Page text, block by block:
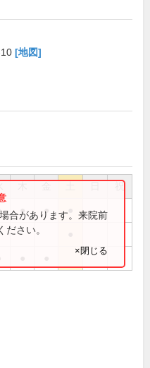
[地図]
祝
● ●
合があります。来院前
さい。
×閉じる